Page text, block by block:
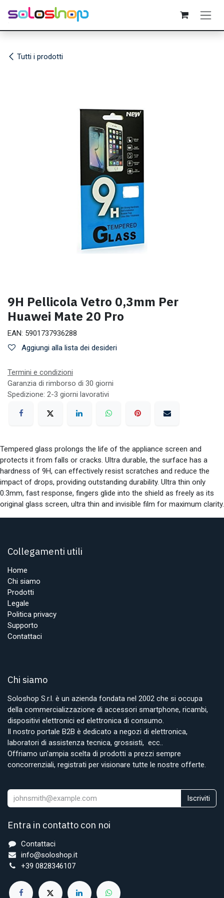
Passa al contenuto
Tutti i prodotti
9H Pellicola Vetro 0,3mm Per
Huawei Mate 20 Pro
EAN: 5901737936288
Aggiungi alla lista dei desideri
Termini e condizioni
Garanzia di rimborso di 30 giorni
Spedizione: 2-3 giorni lavorativi
Tempered glass prolongs the life of the appliance screen and
protects it from falls or cracks. Ultra durable, the surface has a
hardness of 9H, can effectively resist scratches and reduce the
impact of drops, providing outstanding durability. Ultra thin only
0.3mm, fast response, fingers glide into the shield as freely as its
original glass screen, ultra thin and invisible film for maximum clarity.
Collegamenti utili
Home
Chi siamo
Prodotti
Legale
Politica privacy
Supporto
Contattaci
Chi siamo
Soloshop S.r.l. è un azienda fondata nel 2002 che si occupa
della commercializzazione di accessori smartphone, ricambi,
dispositivi elettronici ed elettronica di consumo.
Il nostro portale B2B è dedicato a negozi di elettronica,
laboratori di assistenza tecnica, grossisti, ecc..
Offriamo un'ampia scelta di prodotti a prezzi sempre
concorrenziali, registrati per visionare tutte le nostre offerte.
Iscriviti
Entra in contatto con noi
Contattaci
info@soloshop.it
+39 0828346107